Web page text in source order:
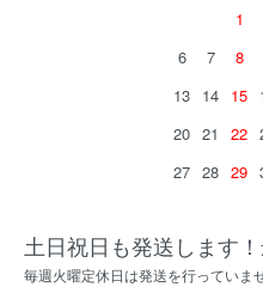
1
6
7 8
13 14 15
20 21 22
27 28 29
土日祝日も発送します
毎週火曜定休日は発送を行っていま